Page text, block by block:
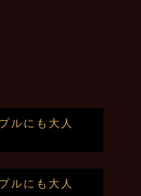
ルにも大人
ルにも大人